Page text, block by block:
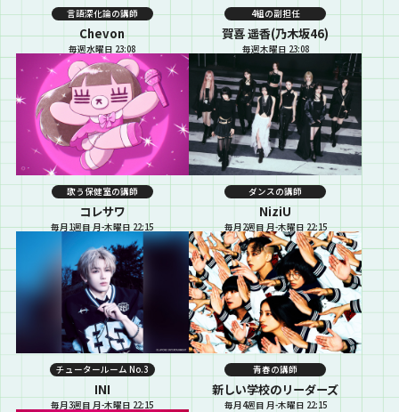
言語深化論の講師
Chevon
毎週水曜日 23:08
4組の副担任
賀喜 遥香(乃木坂46)
毎週木曜日 23:08
歌う保健室の講師
コレサワ
毎月1週目 月-木曜日 22:15
ダンスの講師
NiziU
毎月2週目 月-木曜日 22:15
チュータールーム No.3
INI
毎月3週目 月-木曜日 22:15
青春の講師
新しい学校のリーダーズ
毎月4週目 月-木曜日 22:15